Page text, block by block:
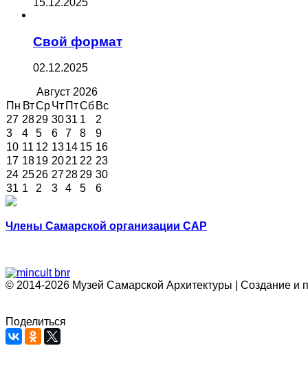
15.12.2025
Свой формат
02.12.2025
Август 2026
Пн ВтСрЧт ПтСб Вс
27 2829 3031 1
2
3
4 5 6 7 8
9
10 11 12 1314 15 16
17 1819 202122 23
24 2526 272829 30
31 1 2 3 4 5 6
Члены Самарской организации САР
© 2014-2026 Музей Самарской Архитектуры | Создание и
Поделиться